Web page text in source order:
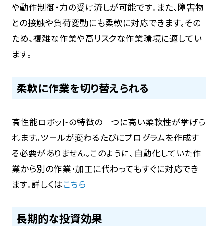
や動作制御・力の受け流しが可能です。また、障害物
との接触や負荷変動にも柔軟に対応できます。その
ため、複雑な作業や高リスクな作業環境に適してい
ます。
柔軟に作業を切り替えられる
高性能ロボットの特徴の一つに高い柔軟性が挙げら
れます。ツールが変わるたびにプログラムを作成す
る必要がありません。このように、自動化していた作
業から別の作業・加工に代わってもすぐに対応でき
ます。詳しくはこちら
長期的な投資効果